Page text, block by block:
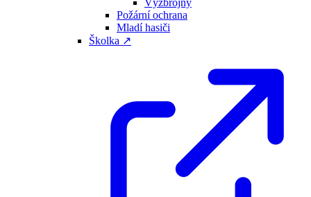
Výzbrojny
Požární ochrana
Mladí hasiči
Školka ↗